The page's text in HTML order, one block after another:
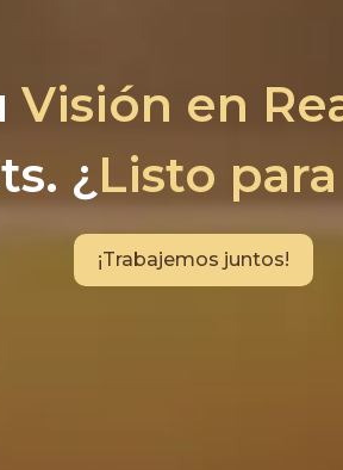
Visión en
¿Listo
¡Trabajemos juntos!